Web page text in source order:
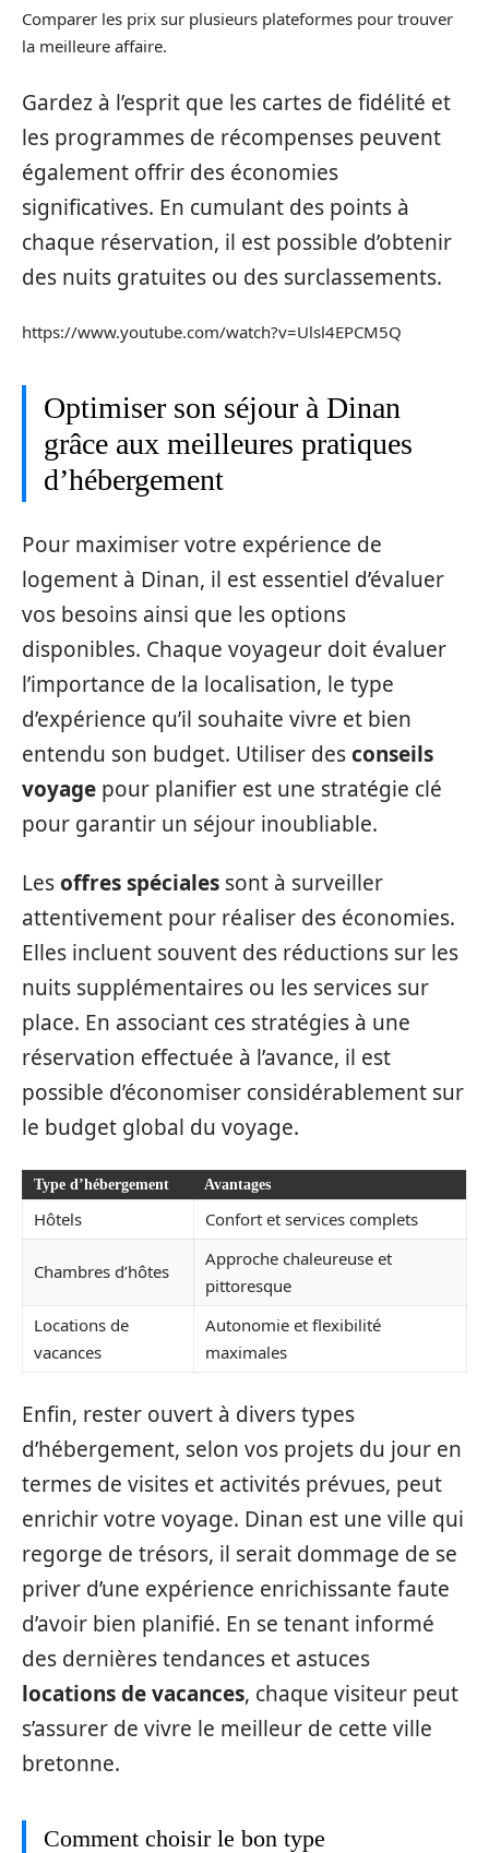
Comparer les prix sur plusieurs plateformes pour trouver
la meilleure affaire.
Gardez à l’esprit que les cartes de fidélité et
les programmes de récompenses peuvent
également offrir des économies
significatives. En cumulant des points à
chaque réservation, il est possible d’obtenir
des nuits gratuites ou des surclassements.
https://www.youtube.com/watch?v=Ulsl4EPCM5Q
Optimiser son séjour à Dinan
grâce aux meilleures pratiques
d’hébergement
Pour maximiser votre expérience de
logement à Dinan, il est essentiel d’évaluer
vos besoins ainsi que les options
disponibles. Chaque voyageur doit évaluer
l’importance de la localisation, le type
d’expérience qu’il souhaite vivre et bien
entendu son budget. Utiliser desconseils
voyage pour planifier est une stratégie clé
pour garantir un séjour inoubliable.
Lesoffres spéciales sont à surveiller
attentivement pour réaliser des économies.
Elles incluent souvent des réductions sur les
nuits supplémentaires ou les services sur
place. En associant ces stratégies à une
réservation effectuée à l’avance, il est
possible d’économiser considérablement sur
le budget global du voyage.
Type d’hébergement Avantages
Hôtels Confort et services complets
Chambres d’hôtes
Approche chaleureuse et
pittoresque
Locations de
vacances
Autonomie et flexibilité
maximales
Enfin, rester ouvert à divers types
d’hébergement, selon vos projets du jour en
termes de visites et activités prévues, peut
enrichir votre voyage. Dinan est une ville qui
regorge de trésors, il serait dommage de se
priver d’une expérience enrichissante faute
d’avoir bien planifié. En se tenant informé
des dernières tendances et astuces
locations de vacances, chaque visiteur peut
s’assurer de vivre le meilleur de cette ville
bretonne.
Comment choisir le bon type